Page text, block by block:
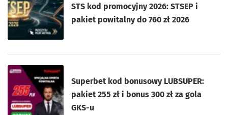
STS kod promocyjny 2026: STSEP i
pakiet powitalny do 760 zł 2026
Superbet kod bonusowy LUBSUPER:
pakiet 255 zł i bonus 300 zł za gola
GKS-u